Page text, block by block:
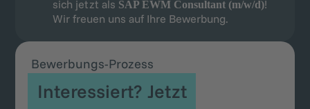
sich jetzt als SAP EWM Consultant (m/w/d)!
Wir freuen uns auf Ihre Bewerbung.
Bewerbungs-Prozess
Interessiert? Jetzt